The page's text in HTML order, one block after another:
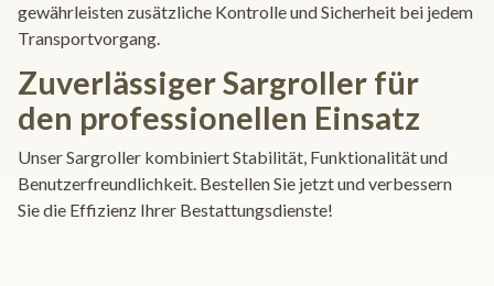
gewährleisten zusätzliche Kontrolle und Sicherheit bei jedem
Transportvorgang.
Zuverlässiger Sargroller für
den professionellen Einsatz
Unser Sargroller kombiniert Stabilität, Funktionalität und
Benutzerfreundlichkeit. Bestellen Sie jetzt und verbessern
Sie die Effizienz Ihrer Bestattungsdienste!